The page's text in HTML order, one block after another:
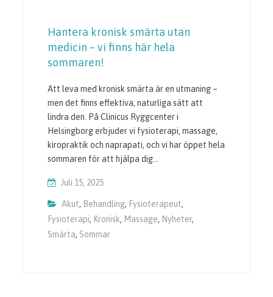
Hantera kronisk smärta utan
medicin – vi finns här hela
sommaren!
Att leva med kronisk smärta är en utmaning –
men det finns effektiva, naturliga sätt att
lindra den. På Clinicus Ryggcenter i
Helsingborg erbjuder vi fysioterapi, massage,
kiropraktik och naprapati, och vi har öppet hela
sommaren för att hjälpa dig…
Juli 15, 2025
Akut, Behandling, Fysioterapeut,
Fysioterapi, Kronisk, Massage, Nyheter,
Smärta, Sommar